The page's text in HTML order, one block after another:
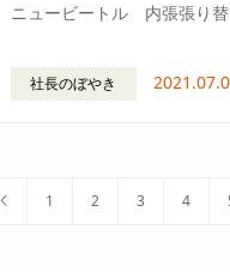
ニュービートル 内張張り替
社長のぼやき
1 2 3 4